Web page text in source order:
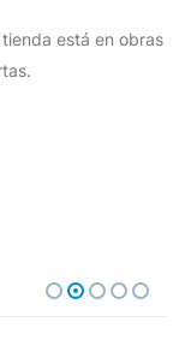
está en obras